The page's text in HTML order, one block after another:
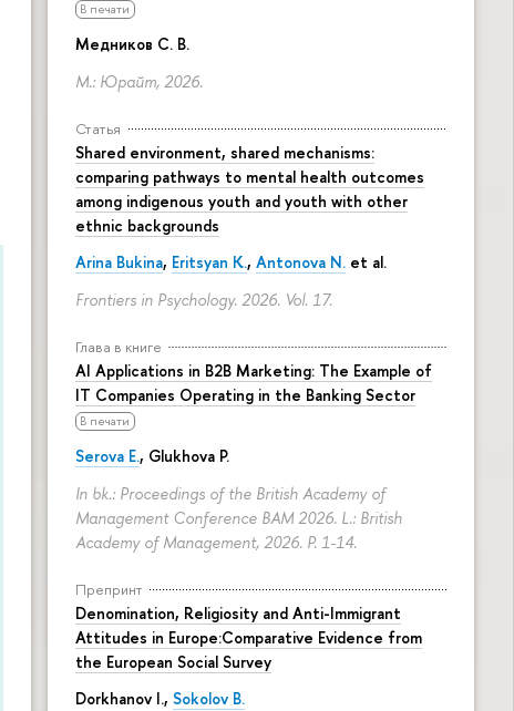
В печати
Медников С. В.
М.: Юрайт, 2026.
Статья
Shared environment, shared mechanisms:
comparing pathways to mental health outcomes
among indigenous youth and youth with other
ethnic backgrounds
Arina Bukina, Eritsyan K., Antonova N. et al.
Frontiers in Psychology. 2026. Vol. 17.
Глава в книге
AI Applications in B2B Marketing: The Example of
IT Companies Operating in the Banking Sector
В печати
Serova E., Glukhova P.
In bk.: Proceedings of the British Academy of
Management Conference BAM 2026. L.: British
Academy of Management, 2026. P. 1-14.
Препринт
Denomination, Religiosity and Anti-Immigrant
Attitudes in Europe:Comparative Evidence from
the European Social Survey
Dorkhanov I., Sokolov B.